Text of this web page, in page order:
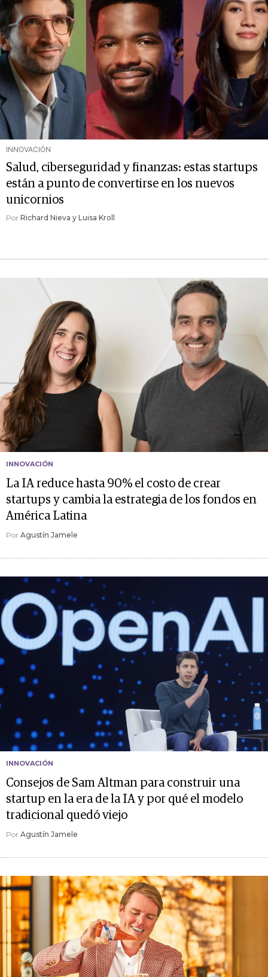
INNOVACIÓN
Salud, ciberseguridad y finanzas: estas startups
están a punto de convertirse en los nuevos
unicornios
Por Richard Nieva y Luisa Kroll
INNOVACIÓN
La IA reduce hasta 90% el costo de crear
startups y cambia la estrategia de los fondos en
América Latina
Por Agustín Jamele
INNOVACIÓN
Consejos de Sam Altman para construir una
startup en la era de la IA y por qué el modelo
tradicional quedó viejo
Por Agustín Jamele